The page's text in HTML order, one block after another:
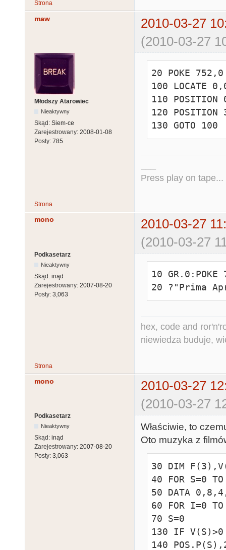
Strona
maw
2010-03-27
(2010-03-27
Młodszy Atarowiec
Nieaktywny
Skąd: Siem-ce
Zarejestrowany: 2008-01-08
Posty: 785
20 POKE 752,0
100 LOCATE
110
120
130 GOTO 100
Press play on tape...
Strona
mono
2010-03-27
(2010-03-27
Podkasetarz
Nieaktywny
Skąd: inąd
Zarejestrowany: 2007-08-20
Posty: 3,063
10
20 ?"Prima
hex, code and
niewiedza buduje,
Strona
mono
2010-03-27
(2010-03-27
Podkasetarz
Nieaktywny
Skąd: inąd
Zarejestrowany: 2007-08-20
Posty: 3,063
Właściwie, to
Oto muzyka z
30 DIM
40 FOR S=0
50 DATA
60 FOR I=0
70 S=0
130 IF V(S)>0
140